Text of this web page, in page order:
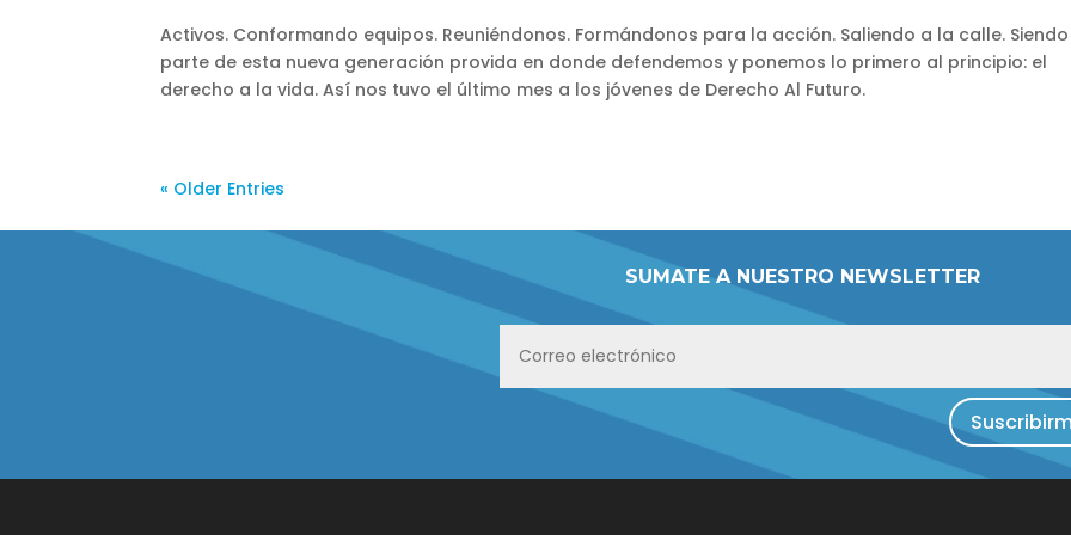
Activos. Conformando equipos. Reuniéndonos. Formándonos para la acción. Saliendo a la calle. Siendo
parte de esta nueva generación provida en donde defendemos y ponemos lo primero al principio: el
derecho a la vida. Así nos tuvo el último mes a los jóvenes de Derecho Al Futuro.
« Older Entries
SUMATE A NUESTRO NEWSLETTER